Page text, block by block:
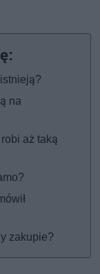
na
aż taką
zakupie?